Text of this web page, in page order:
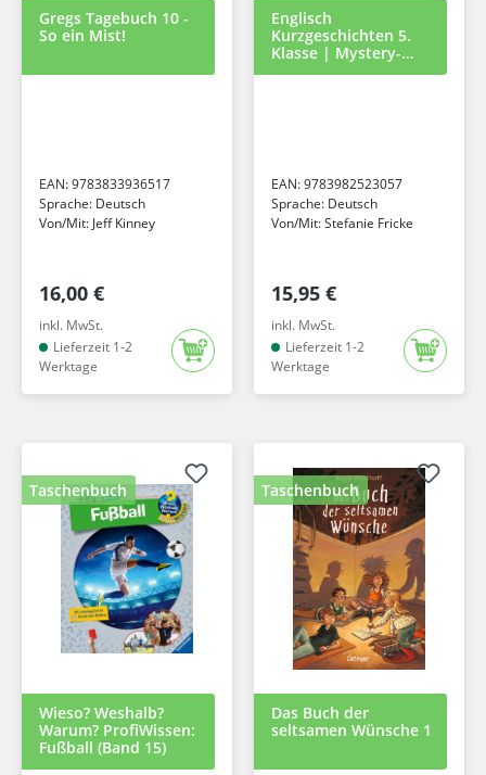
Gregs Tagebuch 10 -
So ein Mist!
EAN:9783833936517
Sprache: Deutsch
Von/Mit: Jeff Kinney
16,00 €
inkl. MwSt.
Lieferzeit 1-2
Werktage
Englisch
Kurzgeschichten 5.
Klasse | Mystery-
Abenteuer durch
EAN:9783982523057
Sprache: Deutsch
Von/Mit:Stefanie Fricke
15,95 €
inkl. MwSt.
Lieferzeit 1-2
Werktage
Taschenbuch
Wieso? Weshalb?
Warum? ProfiWissen:
Fußball (Band 15)
Taschenbuch
Das Buch der
seltsamen Wünsche 1